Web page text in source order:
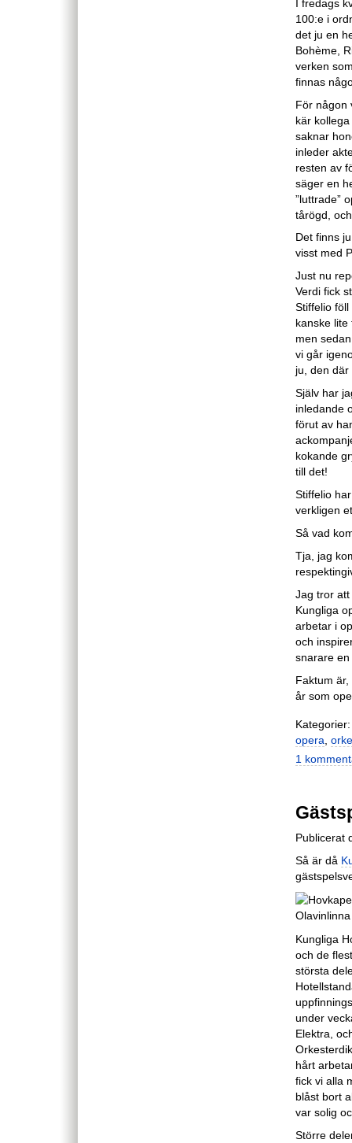
I fredags
100:e i
det ju en
Bohème,
verken
finnas
För någon
kär
saknar
inleder
resten av
säger en
”luttrade”
tårögd,
Det finns
visst med
Just nu
Verdi fick
Stiffelio
kanske
men
vi går
ju, den
Själv har
inledande
förut av
kokande
till det!
Stiffelio
verkligen
Så vad
Tja, jag
Jag tror
Kungliga
arbetar i
och
snarare
Faktum
år som
Kategorier:
opera
1
Publicerat
Så är då
Kungliga
och de
största
under
Elektra,
hårt
fick vi alla
blåst bort
var solig
Större